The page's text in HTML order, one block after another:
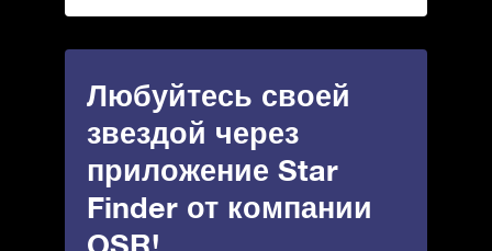
Любуйтесь своей
звездой через
приложение Star
Finder от компании